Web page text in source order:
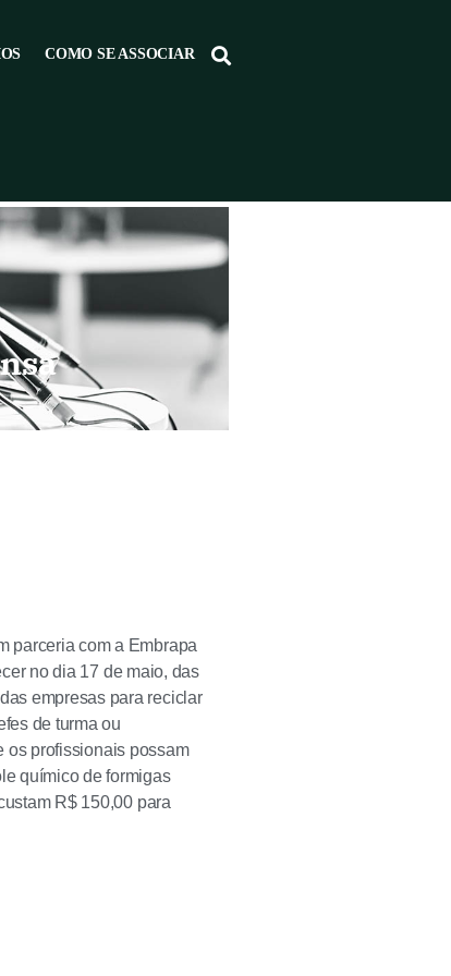
COMO SE ASSOCIAR
parceria com a Embrapa
no dia 17 de maio, das
empresas para reciclar
de turma ou
os profissionais possam
químico de formigas
R$ 150,00 para